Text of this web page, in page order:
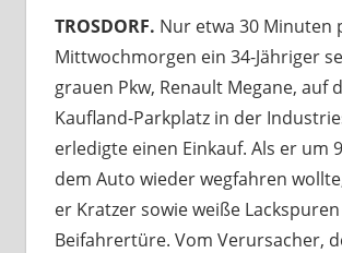
TROSDORF. Nur etwa 30 Minuten
Mittwochmorgen ein 34-Jähriger
grauen Pkw, Renault Megane, auf
Kaufland-Parkplatz in der
erledigte einen Einkauf. Als er um
dem Auto wieder wegfahren
er Kratzer sowie weiße
Beifahrertüre. Vom Verursacher,